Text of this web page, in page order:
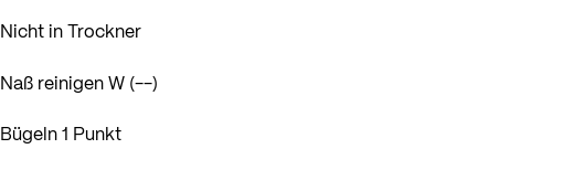
Nicht in Trockner
Naß reinigen W (--)
Bügeln 1 Punkt